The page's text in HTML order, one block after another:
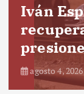
Iván
agosto 4, 2026